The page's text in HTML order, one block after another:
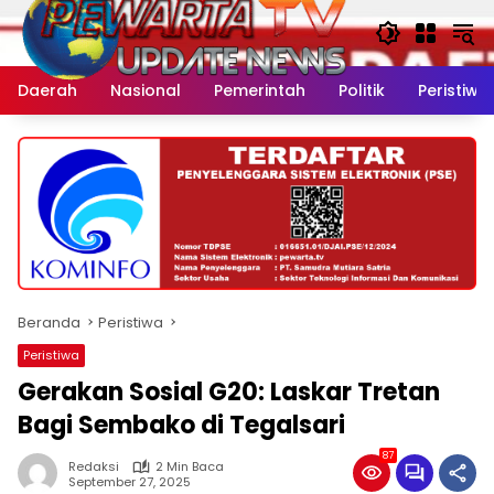
Langsung
ke
konten
Daerah
Nasional Pemerintah Politik Peristiwa
Beranda Peristiwa
Peristiwa
Gerakan Sosial G20: Laskar Tretan
Bagi Sembako di Tegalsari
Redaksi
2 Min Baca
September 27, 2025
87